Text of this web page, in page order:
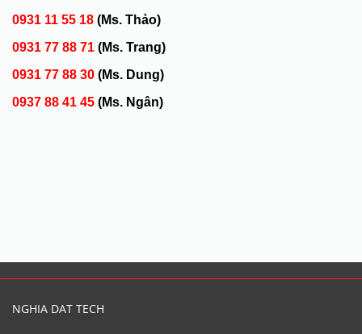
0931 11 55 18 (Ms. Thảo)
0931 77 88 71 (Ms. Trang)
0931 77 88 30 (Ms. Dung)
0937 88 41 45 (Ms. Ngân)
NGHIA DAT TECH